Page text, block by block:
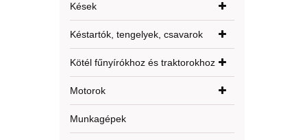
Kések
Késtartók, tengelyek, csavarok
Kötél fűnyírókhoz és traktorokhoz
Motorok
Munkagépek